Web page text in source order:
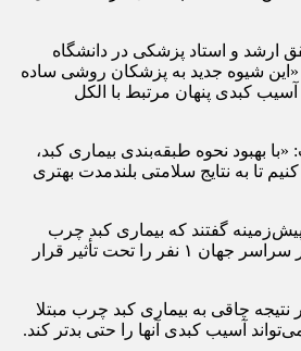
ارشد و استاد پزشکی در دانشگاه
«این شیوه جدید به پزشکان روشی ساده
کبدی پنهان مرتبط با الکل
بهبود نحوه طبقه‌بندی بیماری کبد،
تا به نتایج سلامتی بلندمدت بهتری
گفتند که بیماری کبد چرب
تقریباً از هر ۳ بزرگسال در سراسر جهان ۱ نفر را تحت تأثیر قرار
نتیجه چاقی به بیماری کبد چرب مبتلا
آسیب کبدی آنها را حتی بدتر کند.